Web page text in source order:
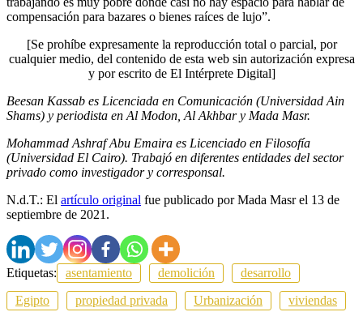
compensación para bazares o bienes raíces de lujo”.
[Se prohíbe expresamente la reproducción total o parcial, por
cualquier medio, del contenido de esta web sin autorización expresa
y por escrito de El Intérprete Digital]
Beesan Kassab es Licenciada en Comunicación (Universidad Ain
Shams) y periodista en Al Modon, Al Akhbar y Mada Masr.
Mohammad Ashraf Abu Emaira es Licenciado en Filosofía
(Universidad El Cairo). Trabajó en diferentes entidades del sector
privado como investigador y corresponsal.
N.d.T.: El artículo original fue publicado por Mada Masr el 13 de
septiembre de 2021.
Etiquetas: asentamiento demolición
desarrollo
Egipto
propiedad privada Urbanización viviendas